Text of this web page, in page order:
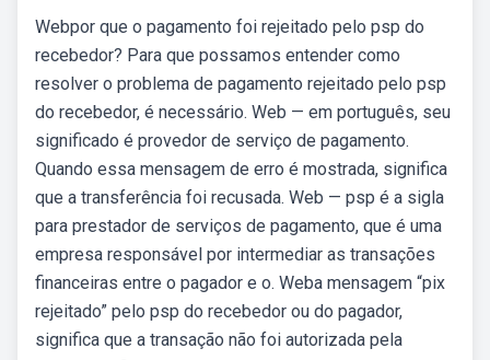
Webpor que o pagamento foi rejeitado pelo psp do
recebedor? Para que possamos entender como
resolver o problema de pagamento rejeitado pelo psp
do recebedor, é necessário. Web — em português, seu
significado é provedor de serviço de pagamento.
Quando essa mensagem de erro é mostrada, significa
que a transferência foi recusada. Web — psp é a sigla
para prestador de serviços de pagamento, que é uma
empresa responsável por intermediar as transações
financeiras entre o pagador e o. Weba mensagem “pix
rejeitado” pelo psp do recebedor ou do pagador,
significa que a transação não foi autorizada pela